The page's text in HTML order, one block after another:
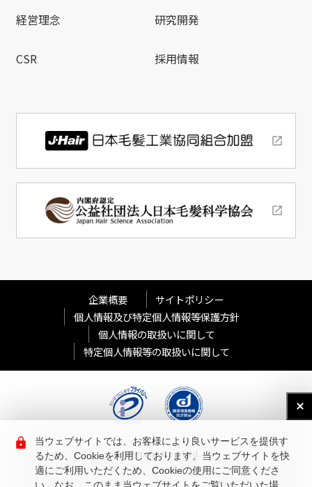
経営理念 研究開発
CSR 採用情報
企業概要
サイトポリシー
個人情報及び特定個人情報等保護方針
個人情報の取扱いに関して
特定個人情報等の取扱いに関して
© Aderans Co., Ltd.
当ウェブサイトでは、お客様により良いサービスを提供す
るため、Cookieを利用しております。当ウェブサイトを快
適にご利用いただくため、Cookieの使用にご同意くださ